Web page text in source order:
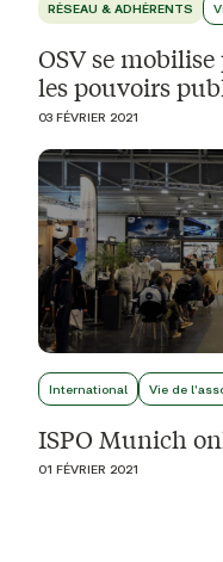
RÉSEAU & ADHÉRENTS
OSV se
les pouvoirs
03 FÉVRIER 2021
International Vie de
ISPO Munich
01 FÉVRIER 2021